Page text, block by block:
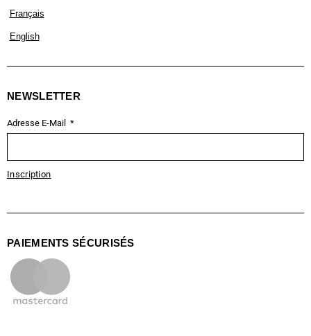
Français
English
NEWSLETTER
Adresse E-Mail
Inscription
PAIEMENTS SÉCURISÉS